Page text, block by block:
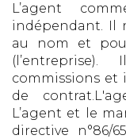
L’agent
indépendant. Il
au nom et
commissions
de
L’agent et le
directive n°86/